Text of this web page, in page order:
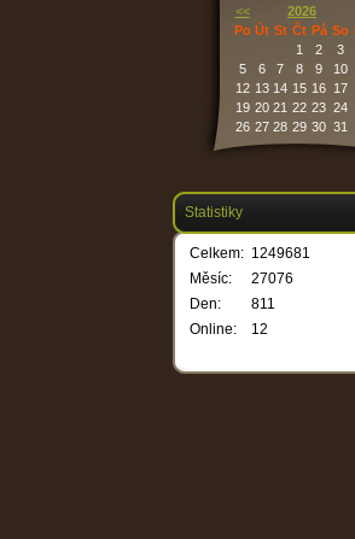
<<
2026
Po Út St Čt Pá So
1
2 3
5
6 7 8 9 10
12 13 14 15 16 17
19 20 21 22 23 24
26 27 28 29 30 31
Statistiky
Online: 12
Celkem: 1249681
Měsíc:
27076
Den:
811